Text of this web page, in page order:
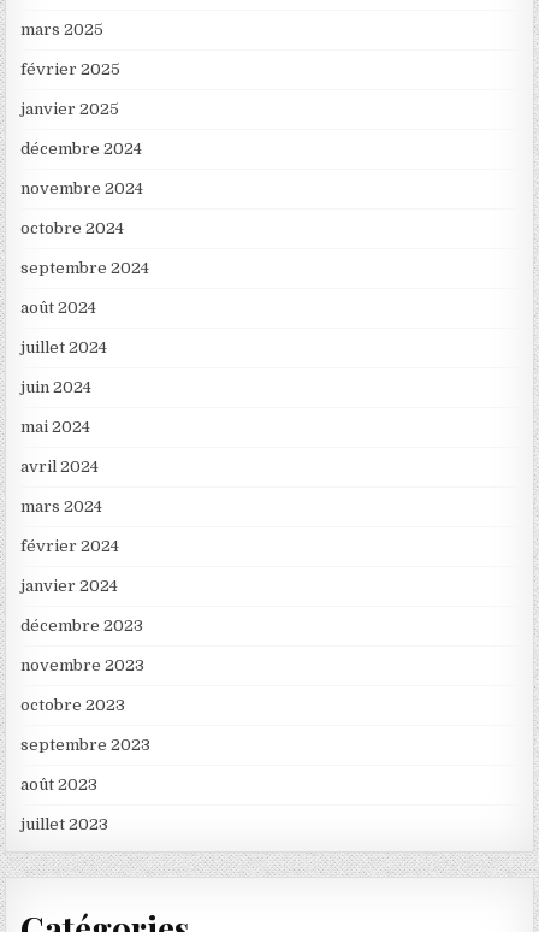
mars 2025
février 2025
janvier 2025
décembre 2024
novembre 2024
octobre 2024
septembre 2024
août 2024
juillet 2024
juin 2024
mai 2024
avril 2024
mars 2024
février 2024
janvier 2024
décembre 2023
novembre 2023
octobre 2023
septembre 2023
août 2023
juillet 2023